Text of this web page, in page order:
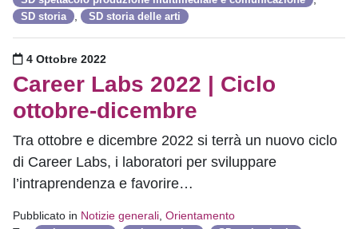
SD storia SD storia delle arti
Pubblicato il
4 Ottobre 2022
Career Labs 2022 | Ciclo
ottobre-dicembre
Tra ottobre e dicembre 2022 si terrà un nuovo ciclo
di Career Labs, i laboratori per sviluppare
l’intraprendenza e favorire…
Pubblicato in Notizie generali Orientamento